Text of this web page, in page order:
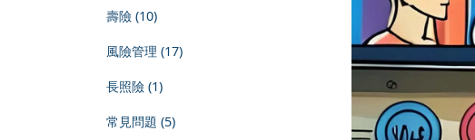
壽險 (10)
風險管理 (17)
長照險 (1)
常見問題 (5)